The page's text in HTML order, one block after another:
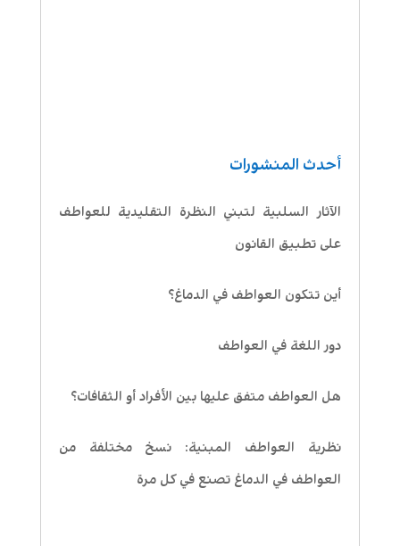
أحدث المنشورات
الآثار السلبية لتبني النظرة التقليدية للعواطف
على تطبيق القانون
أين تتكون العواطف في الدماغ؟
دور اللغة في العواطف
هل العواطف متفق عليها بين الأفراد أو الثقافات؟
نظرية العواطف المبنية: نسخ مختلفة من
العواطف في الدماغ تصنع في كل مرة